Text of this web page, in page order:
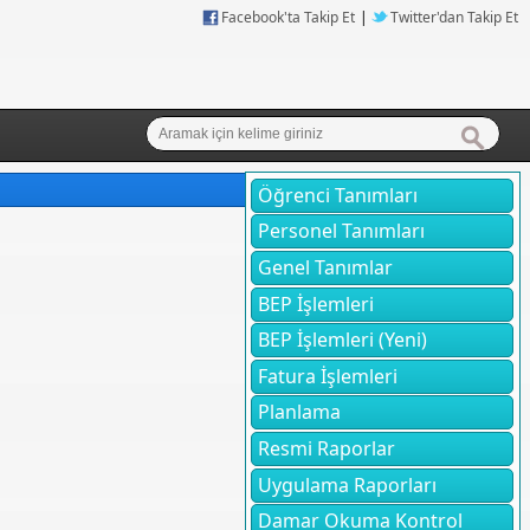
Facebook'ta Takip Et | Twitter'dan Takip Et
Öğrenci Tanımları
Personel Tanımları
Genel Tanımlar
BEP İşlemleri
BEP İşlemleri (Yeni)
Fatura İşlemleri
Planlama
Resmi Raporlar
Uygulama Raporları
Damar Okuma Kontrol